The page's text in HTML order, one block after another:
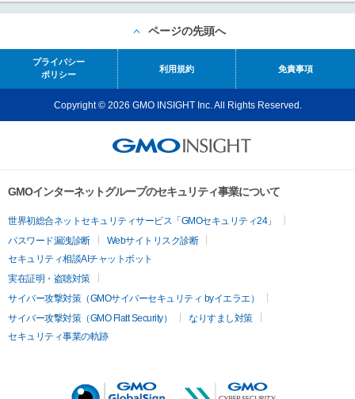
ページの先頭へ
プライバシー
ポリシー
利用規約 免責事項
Copyright © 2026 GMO INSIGHT Inc. All Rights Reserved.
GMOインターネットグループのセキュリティ事業について
世界初総合ネットセキュリティサービス「GMOセキュリティ24」
パスワード漏洩診断
Webサイトリスク診断
セキュリティ相談AIチャットボット
実在証明・盗聴対策
サイバー攻撃対策（GMOサイバーセキュリティ byイエラエ）
サイバー攻撃対策（GMO Flatt Security）
なりすまし対策
セキュリティ事業の軌跡